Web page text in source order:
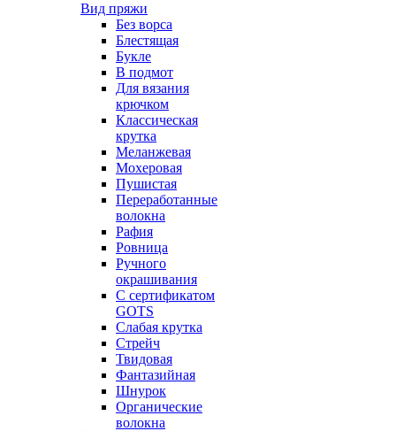
Вид пряжи
Без ворса
Блестящая
Букле
В подмот
Для вязания
крючком
Классическая
крутка
Меланжевая
Мохеровая
Пушистая
Переработанные
волокна
Рафия
Ровница
Ручного
окрашивания
С сертификатом
GOTS
Слабая крутка
Стрейч
Твидовая
Фантазийная
Шнурок
Органические
волокна